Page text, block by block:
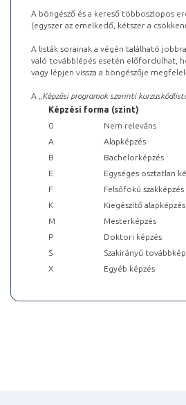
A böngésző és a kereső többoszlopos
(egyszer az emelkedő, kétszer a
A listák sorainak a végén található
való továbblépés esetén előfordulhat,
vagy lépjen vissza a böngészője
A „ Képzési programok szerinti
Képzési forma (szint)
0
Nem releváns
A
Alapképzés
B
Bachelorképzés
E
Egységes osztatlan
F
Felsőfokú szakképzés
K
Kiegészítő alapképzés
M
Mesterképzés
P
Doktori képzés
S
Szakirányú
X
Egyéb képzés